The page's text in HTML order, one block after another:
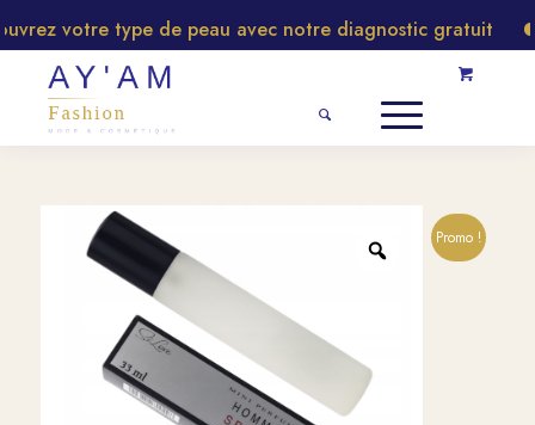
votre type de peau avec notre diagnostic gratuit
Promo !